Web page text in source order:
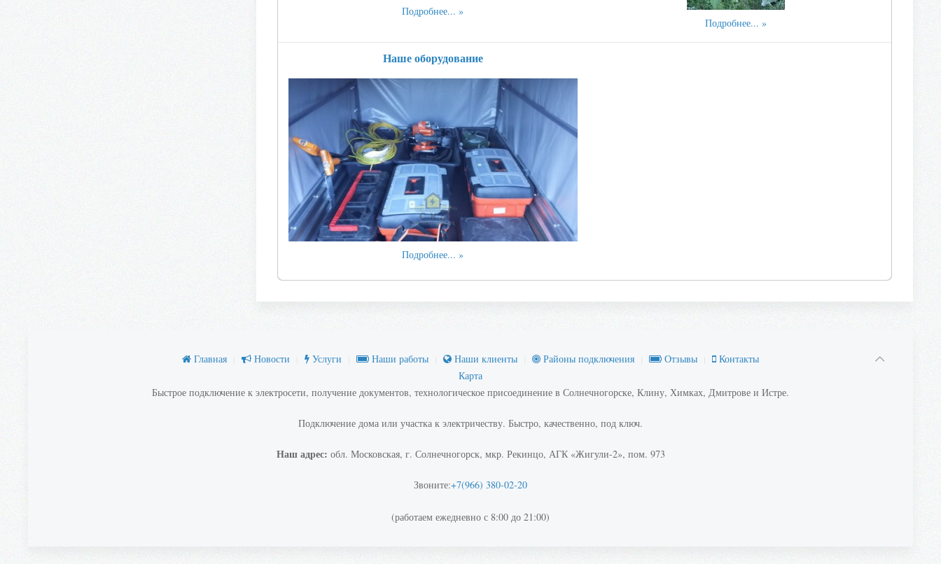
Подробнее...
Подробнее...
Наше оборудование
Подробнее...
Главная Новости Услуги Наши работы Наши клиенты Районы подключения Отзывы
Контакты
Карта
Быстрое подключение к электросети, получение документов, технологическое присоединение в Солнечногорске, Клину, Химках, Дмитрове и Истре.
Подключение дома или участка к электричеству. Быстро, качественно, под ключ.
Наш адрес: обл. Московская, г. Солнечногорск, мкр. Рекинцо, АГК «Жигули-2», пом. 973
Звоните:+7(966) 380-02-20
(работаем ежедневно с 8:00 до 21:00)